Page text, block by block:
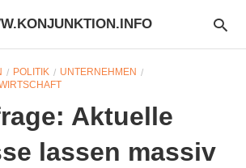
POLITIK
UNTERNEHMEN
Aktuelle
lassen massiv